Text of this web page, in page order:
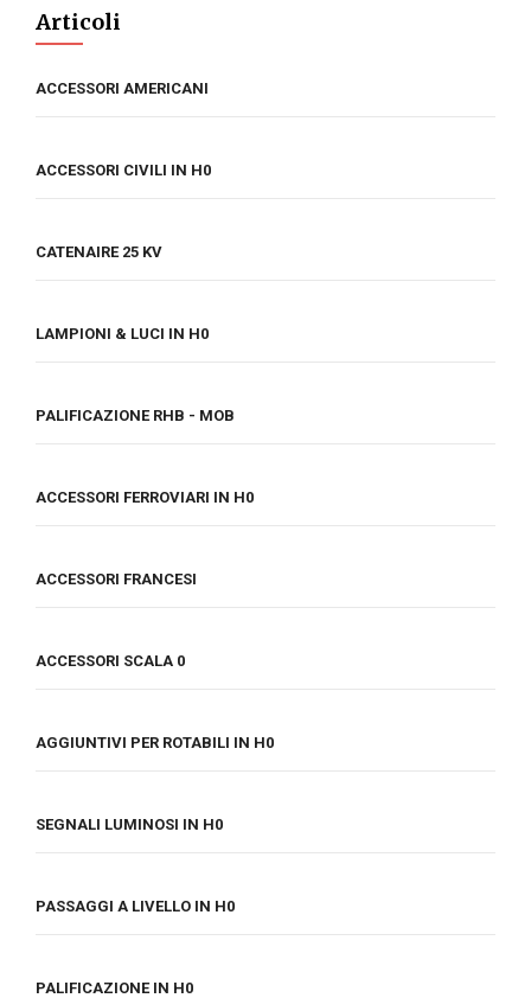
Articoli
ACCESSORI AMERICANI
ACCESSORI CIVILI IN H0
CATENAIRE 25 KV
LAMPIONI & LUCI IN H0
PALIFICAZIONE RHB - MOB
ACCESSORI FERROVIARI IN H0
ACCESSORI FRANCESI
ACCESSORI SCALA 0
AGGIUNTIVI PER ROTABILI IN H0
SEGNALI LUMINOSI IN H0
PASSAGGI A LIVELLO IN H0
PALIFICAZIONE IN H0